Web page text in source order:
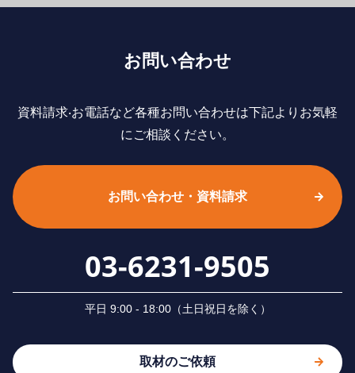
お問い合わせ
資料請求‧お電話など各種お問い合わせは下記よりお気軽
にご相談ください。
お問い合わせ・資料請求
03-6231-9505
平⽇ 9:00 - 18:00（⼟⽇祝⽇を除く）
取材のご依頼